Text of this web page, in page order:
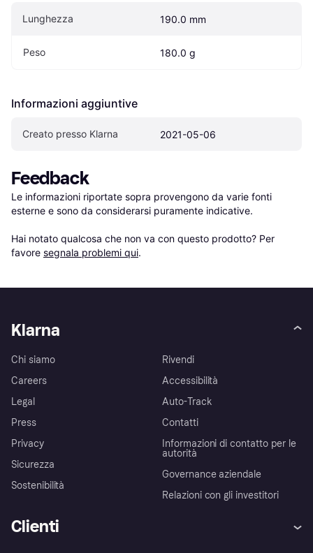
Lunghezza 190.0 mm
Peso 180.0 g
Informazioni aggiuntive
Creato presso Klarna 2021-05-06
Feedback
Le informazioni riportate sopra provengono da varie fonti
esterne e sono da considerarsi puramente indicative.
Hai notato qualcosa che non va con questo prodotto? Per
favore segnala problemi qui.
Klarna
Chi siamo
Careers
Legal
Press
Privacy
Sicurezza
Sostenibilità
Rivendi
Accessibilità
Auto-Track
Contatti
Informazioni di contatto per le
autorità
Governance aziendale
Relazioni con gli investitori
Clienti